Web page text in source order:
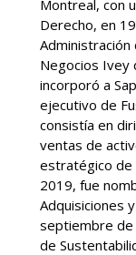
Montreal, con
Derecho, en
Administración
Negocios Ivey
incorporó a
ejecutivo de
consistía en
ventas de
estratégico de
2019, fue
Adquisiciones
septiembre
de